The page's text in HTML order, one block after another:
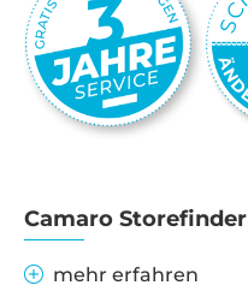
Camaro Storefinder
mehr erfahren